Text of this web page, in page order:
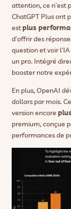
attention, ce n’est
ChatGPT Plus ont
estplus
d’offrir des
question et voir
un pro. Intégré
booster notre
En plus, OpenAI
dollars par mois.
version encore
premium, conçue
performances de